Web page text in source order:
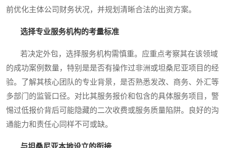
前优化主体公司财务状况，并规划清晰合法的出资方案。
选择专业服务机构的考量标准
若决定外包，选择服务机构需慎重。应重点考察其在该领域
的成功案例数量，特别是是否有操作过非洲或坦桑尼亚项目的经
验。了解其核心团队的专业背景，是否熟悉发改、商务、外汇等
多部门的监管口径。对比其服务报价和包含的具体服务项目，警
惕过低报价背后可能隐藏的二次收费或服务质量陷阱。良好的沟
通能力和责任心同样不可或缺。
与坦桑尼亚本地设立的衔接